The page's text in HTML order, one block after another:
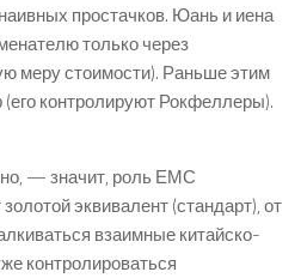
простачков. Юань и иена
только через
меру стоимости). Раньше этим
контролируют Рокфеллеры).
— значит, роль ЕМС
эквивалент (стандарт), от
взаимные китайско-
контролироваться